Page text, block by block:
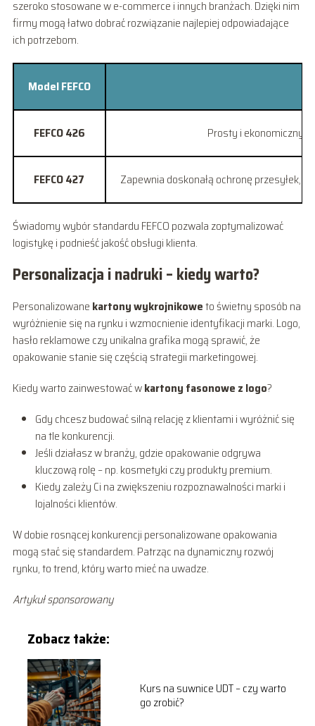
szeroko stosowane w e-commerce i innych branżach. Dzięki nim
firmy mogą łatwo dobrać rozwiązanie najlepiej odpowiadające
ich potrzebom.
Model FEFCO
FEFCO 426 Prosty i ekonomiczny
FEFCO 427 Zapewnia doskonałą ochronę przesyłek,
Świadomy wybór standardu FEFCO pozwala zoptymalizować
logistykę i podnieść jakość obsługi klienta.
Personalizacja i nadruki – kiedy warto?
Personalizowane kartony wykrojnikoweto świetny sposób na
wyróżnienie się na rynku i wzmocnienie identyfikacji marki. Logo,
hasło reklamowe czy unikalna grafika mogą sprawić, że
opakowanie stanie się częścią strategii marketingowej.
Kiedy warto zainwestować wkartony fasonowe z logo?
Gdy chcesz budować silną relację z klientami i wyróżnić się
na tle konkurencji.
Jeśli działasz w branży, gdzie opakowanie odgrywa
kluczową rolę – np. kosmetyki czy produkty premium.
Kiedy zależy Ci na zwiększeniu rozpoznawalności marki i
lojalności klientów.
W dobie rosnącej konkurencji personalizowane opakowania
mogą stać się standardem. Patrząc na dynamiczny rozwój
rynku, to trend, który warto mieć na uwadze.
Artykuł sponsorowany
Zobacz także:
Kurs na suwnice UDT – czy warto
go zrobić?